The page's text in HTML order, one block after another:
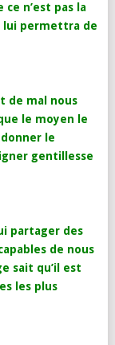
n’est pas la
lui permettra de
de mal nous
le moyen le
le
gentillesse
partager des
de nous
sait qu’il est
les plus